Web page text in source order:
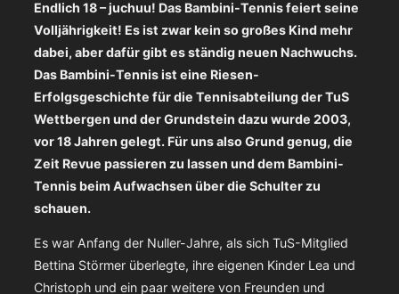
Endlich 18 – juchuu! Das Bambini-Tennis feiert seine
Volljährigkeit! Es ist zwar kein so großes Kind mehr
dabei, aber dafür gibt es ständig neuen Nachwuchs.
Das Bambini-Tennis ist eine Riesen-
Erfolgsgeschichte für die Tennisabteilung der TuS
Wettbergen und der Grundstein dazu wurde 2003,
vor 18 Jahren gelegt. Für uns also Grund genug, die
Zeit Revue passieren zu lassen und dem Bambini-
Tennis beim Aufwachsen über die Schulter zu
schauen.
Es war Anfang der Nuller-Jahre, als sich TuS-Mitglied
Bettina Störmer überlegte, ihre eigenen Kinder Lea und
Christoph und ein paar weitere von Freunden und